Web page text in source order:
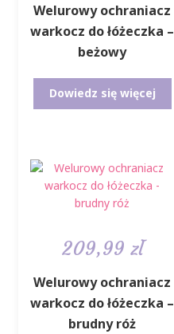
Welurowy ochraniacz
warkocz do łóżeczka –
beżowy
Dowiedz się więcej
209,99 zł
Welurowy ochraniacz
warkocz do łóżeczka –
brudny róż